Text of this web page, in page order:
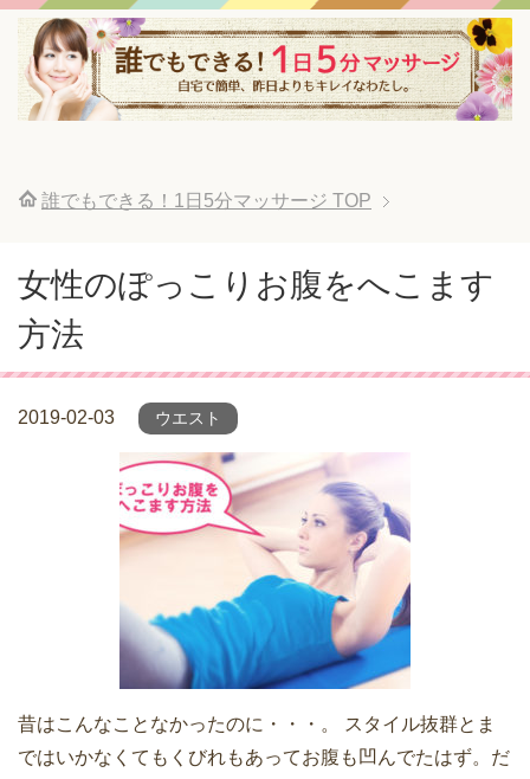
誰でもできる！1日5分マッサージ TOP
女性のぽっこりお腹をへこます
方法
2019-02-03 ウエスト
昔はこんなことなかったのに・・・。 スタイル抜群とま
ではいかなくてもくびれもあってお腹も凹んでたはず。だ